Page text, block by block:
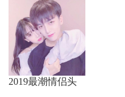
2019最潮情侣头